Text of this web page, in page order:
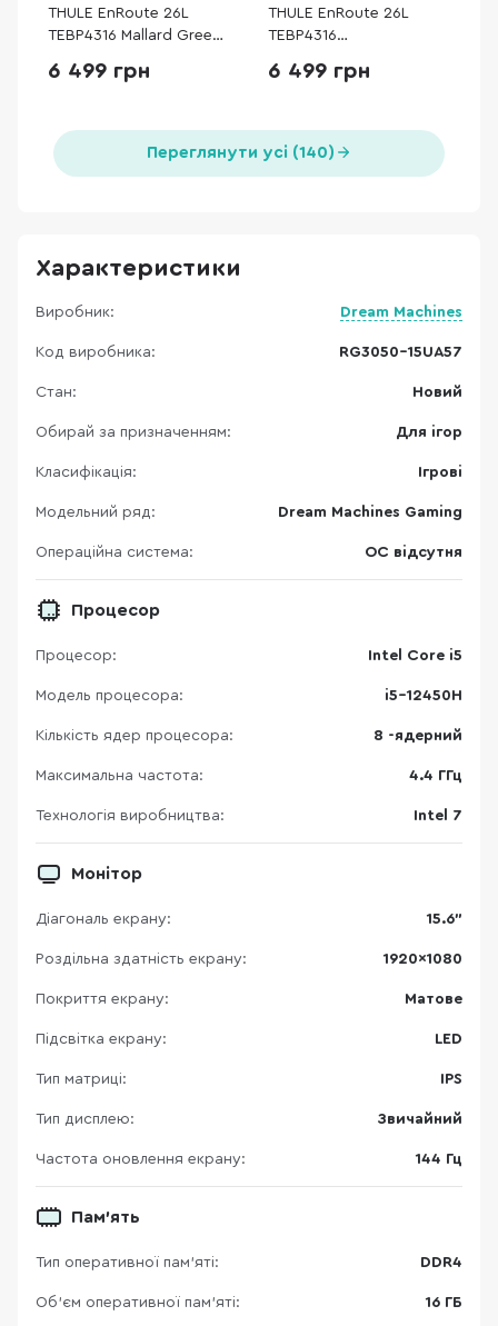
THULE EnRoute 26L
TEBP4316 Mallard Green
6 499 грн
THULE EnRoute 26L
TEBP4316
(3204848)
6 499 грн
Переглянути усі (140)
Характеристики
Виробник: Dream Machines
Код виробника: RG3050-15UA57
Стан: Новий
Обирай за призначенням: Для ігор
Класифікація: Ігрові
Модельний ряд: Dream Machines Gaming
Операційна система: ОС відсутня
Процесор
Процесор: Intel Core i5
Модель процесора: i5-12450H
Кількість ядер процесора: 8 -ядерний
Максимальна частота: 4.4 ГГц
Технологія виробництва: Intel 7
Монітор
Діагональ екрану: 15.6"
Роздільна здатність екрану: 1920×1080
Покриття екрану: Матове
Підсвітка екрану: LED
Тип матриці: IPS
Тип дисплею: Звичайний
Частота оновлення екрану: 144 Гц
Пам’ять
Тип оперативної пам’яті: DDR4
Об’єм оперативної пам’яті: 16 ГБ